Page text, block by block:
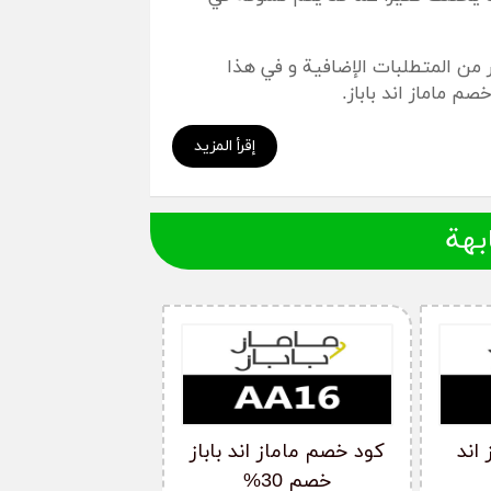
إقرأ المزيد
من المتطلبات الإضافية و في هذا
ماماز اند باباز.
الأكبر من المنتجات مع أقل
الممتازة بواسطةكوبون خصم ماماز اند
التجارية في مجال تصميم منتجات
لمتجرMamas& Papas
دولة الكوبون
كود الخصم
الخليج العربي
AA16
الخليج العربي
الخليج العربي
AA16
كود خصم ماماز اند باباز
خصم 30%